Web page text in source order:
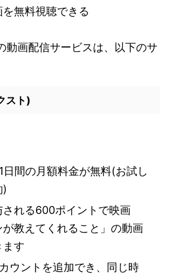
無料視聴できる
動画配信サービスは、以下のサ
スト)
間の月額料金が無料(お試し
)
れる600ポイントで映画
が教えてくれること」の動画
ます
ウントを追加でき、同じ時